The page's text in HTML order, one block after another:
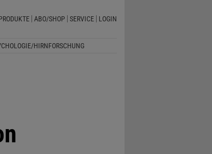
ABO/SHOP SERVICE LOGIN
HIRNFORSCHUNG